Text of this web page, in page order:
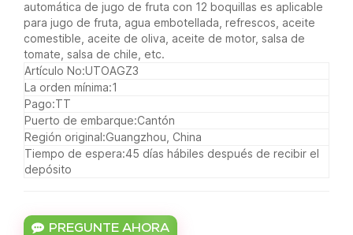
automática de jugo de fruta con 12 boquillas es aplicable
para jugo de fruta, agua embotellada, refrescos, aceite
comestible, aceite de oliva, aceite de motor, salsa de
tomate, salsa de chile, etc.
Artículo No:UTOAGZ3
La orden mínima:1
Pago:TT
Puerto de embarque:Cantón
Región original:Guangzhou, China
Tiempo de espera:45 días hábiles después de recibir el
depósito
PREGUNTE AHORA